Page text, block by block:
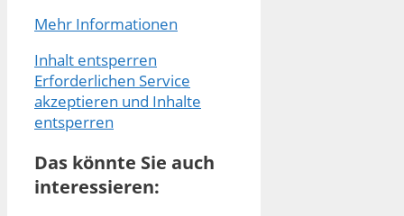
Mehr Informationen
Inhalt entsperren
Erforderlichen Service
akzeptieren und Inhalte
entsperren
Das könnte Sie auch
interessieren: